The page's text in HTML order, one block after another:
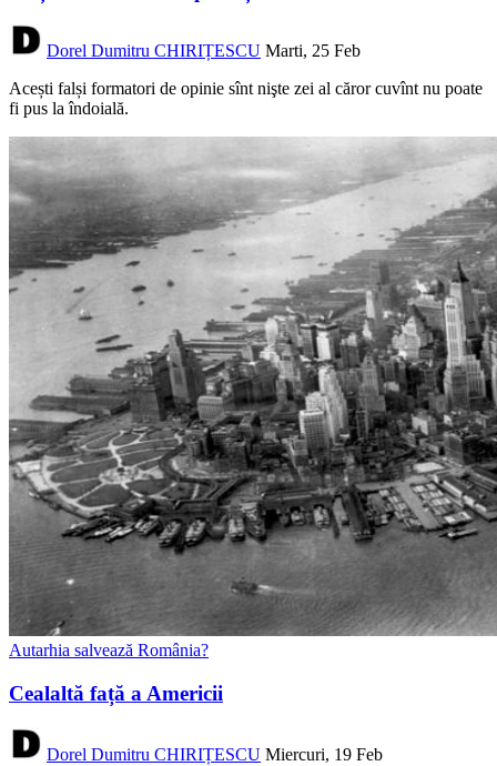
Dorel Dumitru CHIRIȚESCU Marti, 25 Feb
Acești falși formatori de opinie sînt nişte zei al căror cuvînt nu poate
fi pus la îndoială.
Autarhia salvează România?
Cealaltă față a Americii
Dorel Dumitru CHIRIȚESCU Miercuri, 19 Feb